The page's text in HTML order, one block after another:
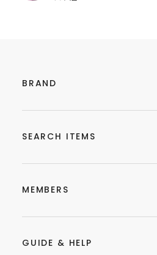
BRAND
SEARCH ITEMS
MEMBERS
GUIDE & HELP